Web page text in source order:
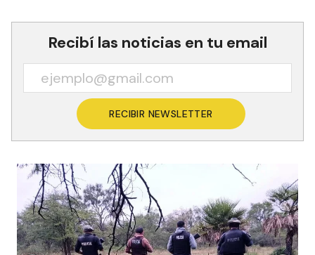
Recibí las noticias en tu email
RECIBIR NEWSLETTER